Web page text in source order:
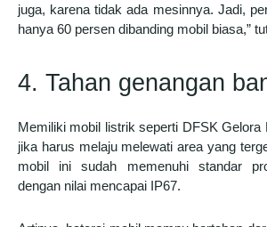
juga, karena tidak ada mesinnya. Jadi,
hanya 60 persen dibanding mobil biasa,”
4. Tahan genangan
Memiliki mobil listrik seperti DFSK Gelora
jika harus melaju melewati area yang
mobil ini sudah memenuhi standar
dengan nilai mencapai IP67.